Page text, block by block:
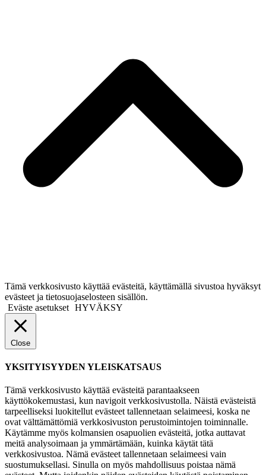
Tämä verkkosivusto käyttää evästeitä, käyttämällä sivustoa hyväksyt
evästeet ja tietosuojaselosteen sisällön.
Eväste asetukset HYVÄKSY
Close
YKSITYISYYDEN YLEISKATSAUS
Tämä verkkosivusto käyttää evästeitä parantaakseen
käyttökokemustasi, kun navigoit verkkosivustolla. Näistä evästeistä
tarpeelliseksi luokitellut evästeet tallennetaan selaimeesi, koska ne
ovat välttämättömiä verkkosivuston perustoimintojen toiminnalle.
Käytämme myös kolmansien osapuolien evästeitä, jotka auttavat
meitä analysoimaan ja ymmärtämään, kuinka käytät tätä
verkkosivustoa. Nämä evästeet tallennetaan selaimeesi vain
suostumuksellasi. Sinulla on myös mahdollisuus poistaa nämä